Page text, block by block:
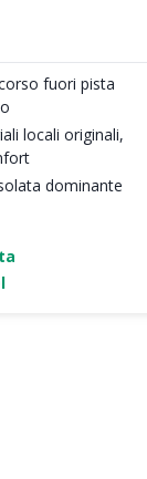
fuori pista
locali originali,
dominante